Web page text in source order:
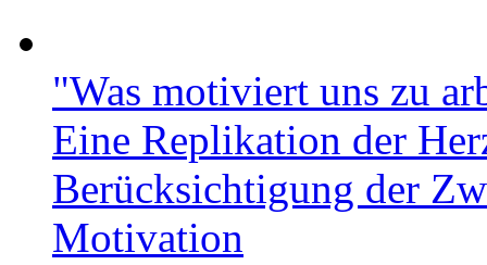
"Was motiviert uns zu
Eine Replikation der
Berücksichtigung der
Motivation